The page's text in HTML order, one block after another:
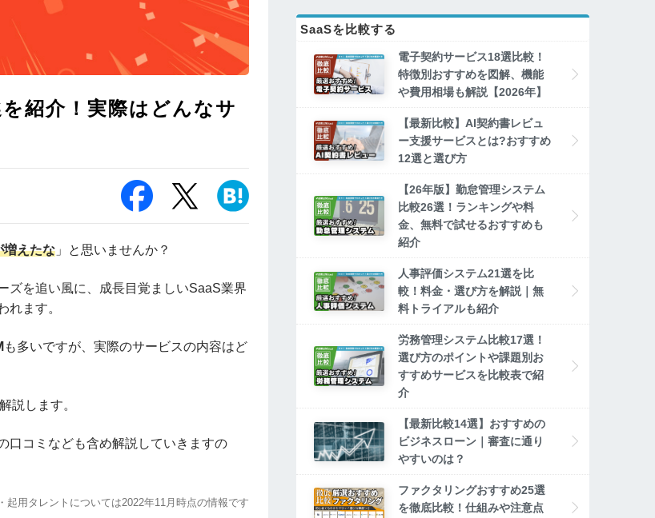
紹介！実際はどんなサ
増えたな 」と思いませんか？
ズを追い風に、成長目覚ましいSaaS業界
れます。
も多いですが、実際のサービスの内容はど
説します。
口コミなども含め解説していきますの
起用タレントについては2022年11月時点の情報です
SaaSを比較する
電子契約サービス18選比較！
特徴別おすすめを図解、機能
や費用相場も解説【2026年】
【最新比較】AI契約書レビュ
ー支援サービスとは?おすすめ
12選と選び方
【26年版】勤怠管理システム
比較26選！ランキングや料
金、無料で試せるおすすめも
紹介
人事評価システム21選を比
較！料金・選び方を解説｜無
料トライアルも紹介
労務管理システム比較17選！
選び方のポイントや課題別お
すすめサービスを比較表で紹
介
【最新比較14選】おすすめの
ビジネスローン｜審査に通り
やすいのは？
ファクタリングおすすめ25選
を徹底比較！仕組みや注意点